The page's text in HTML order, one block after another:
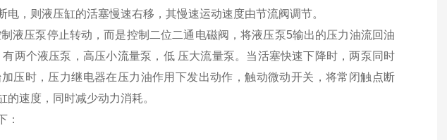
，则液压缸的活塞慢速右移，其慢速运动速度由节流阀调节。
液压泵停止转动，而是控制二位二通电磁阀，将液压泵5输出的压力油流回油
两个液压泵，高压小流量泵，低 压大流量泵。当活塞快速下降时，两泵同时
压时，压力继电器在压力油作用下发出动作，触动微动开关，将常闭触点断
速度，同时减少动力消耗。
：